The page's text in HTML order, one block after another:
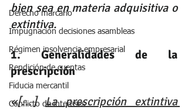
Derecho marcario
Impugnación decisiones asambleas
Régimen insolvencia empresarial
Rendición de cuentas
Fiducia mercantil
Conflicto de intereses
bien sea en materia adquisitiva o
extintiva.
1. Generalidades de la
prescripción
«[…] La prescripción extintiva